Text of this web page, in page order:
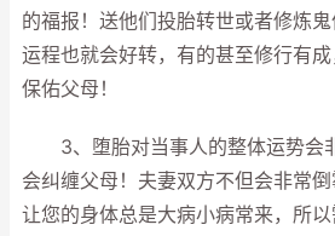
的福报！送他们投胎转世或者修炼
运程也就会好转，有的甚至修行有成
保佑父母！
3、堕胎对当事人的整体运势会
会纠缠父母！夫妻双方不但会非常
让您的身体总是大病小病常来，所以